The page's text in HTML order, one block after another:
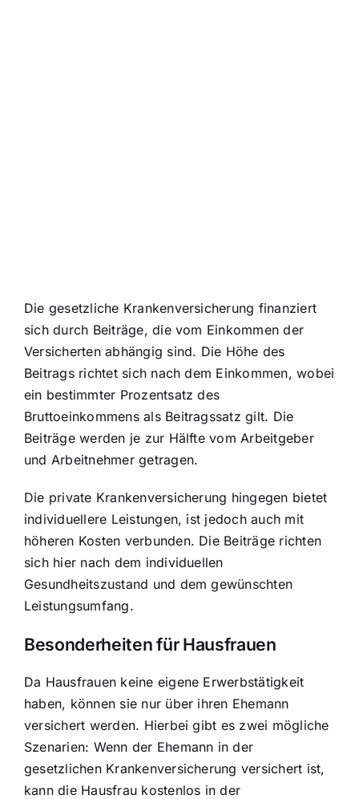
Die gesetzliche Krankenversicherung finanziert
sich durch Beiträge, die vom Einkommen der
Versicherten abhängig sind. Die Höhe des
Beitrags richtet sich nach dem Einkommen, wobei
ein bestimmter Prozentsatz des
Bruttoeinkommens als Beitragssatz gilt. Die
Beiträge werden je zur Hälfte vom Arbeitgeber
und Arbeitnehmer getragen.
Die private Krankenversicherung hingegen bietet
individuellere Leistungen, ist jedoch auch mit
höheren Kosten verbunden. Die Beiträge richten
sich hier nach dem individuellen
Gesundheitszustand und dem gewünschten
Leistungsumfang.
Besonderheiten für Hausfrauen
Da Hausfrauen keine eigene Erwerbstätigkeit
haben, können sie nur über ihren Ehemann
versichert werden. Hierbei gibt es zwei mögliche
Szenarien: Wenn der Ehemann in der
gesetzlichen Krankenversicherung versichert ist,
kann die Hausfrau kostenlos in der